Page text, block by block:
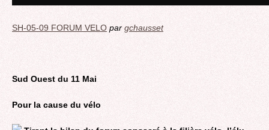
SH-05-09 FORUM VELO par gchausset
Sud Ouest du 11 Mai
Pour la cause du vélo